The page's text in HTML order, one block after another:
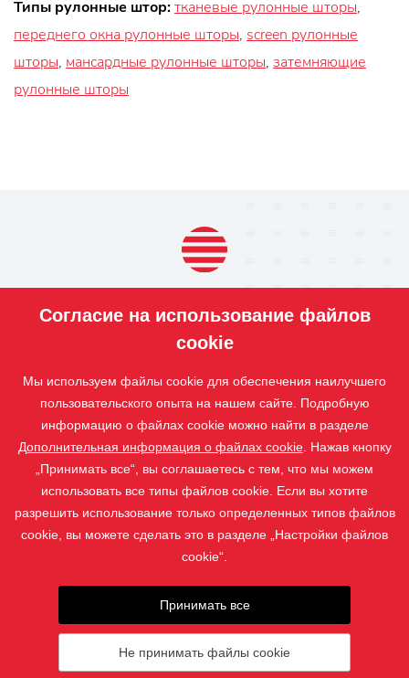
Типы рулонные штор:тканевые рулонные шторы,
переднего окна рулонные шторы, screen рулонные
шторы, мансардные рулонные шторы, затемняющие
рулонные шторы
ПРОДУКЦИЯ
ISOTRA
КОНТАКТ
Фотографии защищены авторским правом, и их скачивание
или использование без разрешения запрещено.
Согласие на использование файлов
cookie
Мы используем файлы cookie для обеспечения наилучшего
пользовательского опыта на нашем сайте. Подробную
информацию о файлах cookie можно найти в разделе
Дополнительная информация о файлах cookie. Нажав кнопку
„Принимать все“, вы соглашаетесь с тем, что мы можем
использовать все типы файлов cookie. Если вы хотите
разрешить использование только определенных типов файлов
cookie, вы можете сделать это в разделе „Настройки файлов
cookie“.
Принимать все
Не принимать файлы cookie